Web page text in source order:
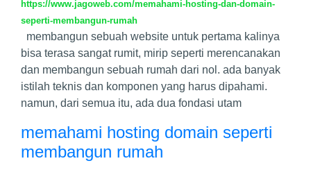
https://www.jagoweb.com/memahami-hosting-dan-domain-
seperti-membangun-rumah
membangun sebuah website untuk pertama kalinya
bisa terasa sangat rumit, mirip seperti merencanakan
dan membangun sebuah rumah dari nol. ada banyak
istilah teknis dan komponen yang harus dipahami.
namun, dari semua itu, ada dua fondasi utam
memahami hosting domain seperti
membangun rumah